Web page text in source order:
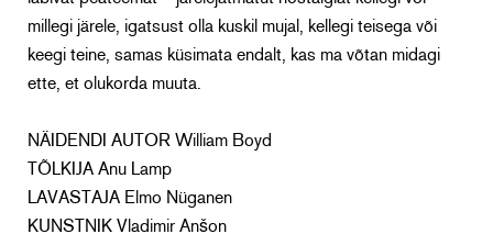
millegi järele, igatsust olla kuskil mujal, kellegi teisega või
keegi teine, samas küsimata endalt, kas ma võtan midagi
ette, et olukorda muuta.
NÄIDENDI AUTOR William Boyd
TÕLKIJA Anu Lamp
LAVASTAJA Elmo Nüganen
KUNSTNIK Vladimir Anšon